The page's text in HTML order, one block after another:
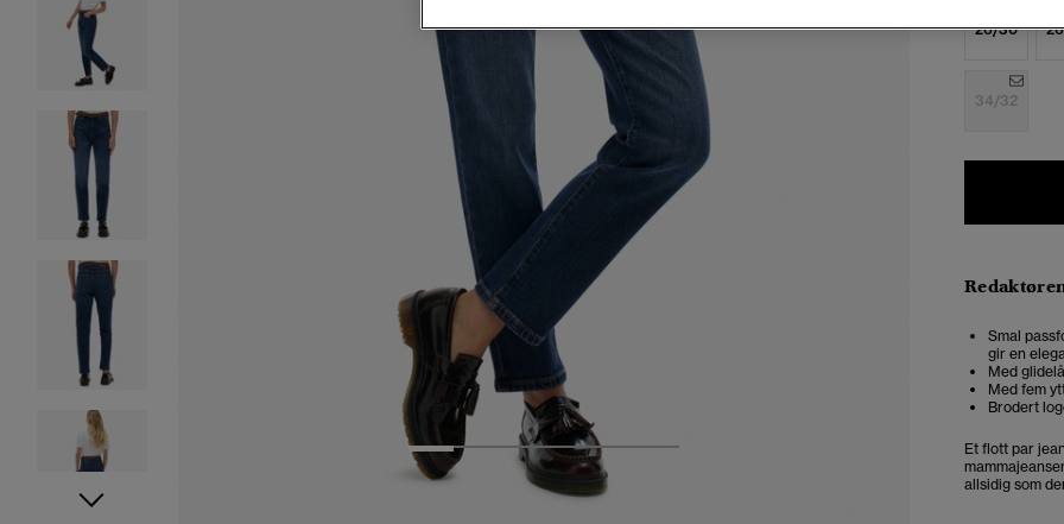
1 3 4
26/30
34/32
Smal
gir en
Med
Med fem
Brodert
Et flott par
allsidig som